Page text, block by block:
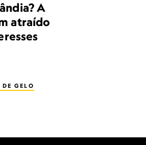
A
atraído
GELO